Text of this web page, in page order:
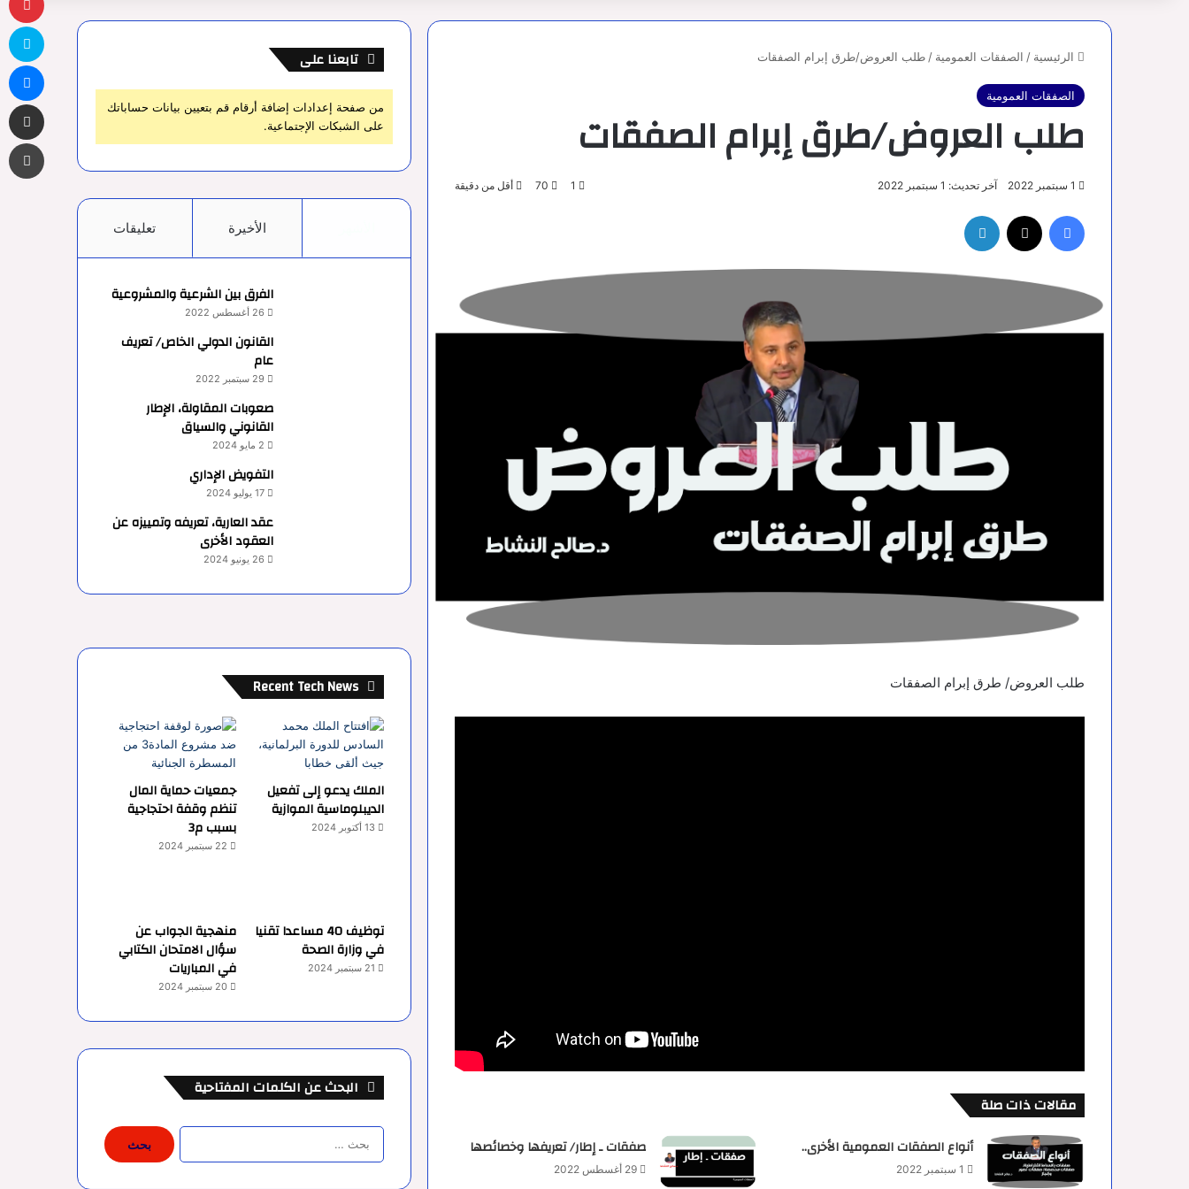
الرئيسية / الصفقات العمومية / طلب العروض/طرق إبرام الصفقات
الصفقات العمومية
طلب العروض/طرق إبرام الصفقات
1 سبتمبر 2022 آخر تحديث: 1 سبتمبر 2022 1
70 أقل من دقيقة
فيسبوك
طلب العروض/ طرق إبرام الصفقات
مقالات ذات صلة
أنواع الصفقات العمومية الأخرى..
1 سبتمبر 2022
صفقات ـ إطار/ تعريفها وخصائصها
29 أغسطس 2022
تابعنا على
من صفحة إعدادات إضافة أرقام قم بتعيين بيانات حساباتك
على الشبكات الإجتماعية.
الأخيرة تعليقات
الفرق بين الشرعية والمشروعية
26 أغسطس 2022
القانون الدولي الخاص/ تعريف
عام
29 سبتمبر 2022
صعوبات المقاولة، الإطار
القانوني والسياق
2 مايو 2024
التفويض الإداري
17 يوليو 2024
عقد العارية، تعريفه وتمييزه عن
العقود الأخرى
26 يونيو 2024
Recent Tech News
الملك يدعو إلى تفعيل
الديبلوماسية الموازية
13 أكتوبر 2024
جمعيات حماية المال
تنظم وقفة احتجاجية
بسبب م3
22 سبتمبر 2024
توظيف 40 مساعدا تقنيا
في وزارة الصحة
21 سبتمبر 2024
منهجية الجواب عن
سؤال الامتحان الكتابي
في المباريات
20 سبتمبر 2024
البحث عن الكلمات المفتاحية
البحث
عن: